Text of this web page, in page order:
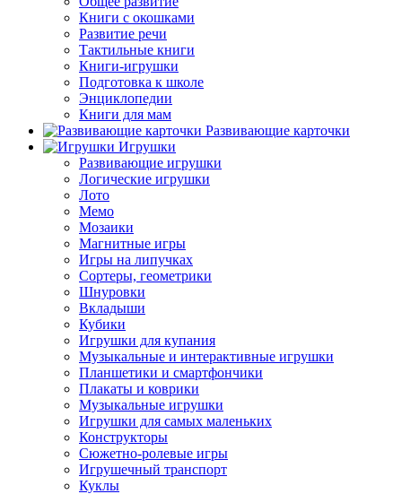
Книги с окошками
Развитие речи
Тактильные книги
Книги-игрушки
Подготовка к школе
Энциклопедии
Книги для мам
Развивающие карточки
Игрушки
Развивающие игрушки
Логические игрушки
Лото
Мемо
Мозаики
Магнитные игры
Игры на липучках
Сортеры, геометрики
Шнуровки
Вкладыши
Кубики
Игрушки для купания
Музыкальные и интерактивные игрушки
Планшетики и смартфончики
Плакаты и коврики
Музыкальные игрушки
Игрушки для самых маленьких
Конструкторы
Сюжетно-ролевые игры
Игрушечный транспорт
Куклы